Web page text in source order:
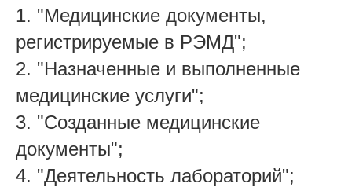
1. "Медицинские документы,
регистрируемые в РЭМД";
2. "Назначенные и выполненные
медицинские услуги";
3. "Созданные медицинские
документы";
4. "Деятельность лабораторий";